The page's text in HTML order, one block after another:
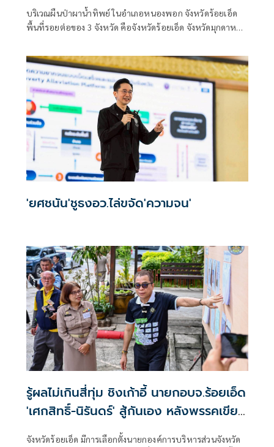
บริเวณผืนป่าผาน้ำทิพย์ ในอำเภอหนองพอก จังหวัดร้อยเอ็ด
พื้นที่รอยต่อของ 3 จังหวัด คือจังหวัดร้อยเอ็ด จังหวัดมุกดาหาร
และการตัดไม้ทำลายป่า
'ยศชนัน'ชูธงอว.ไล่ขจัด'ความจน'
รู้ผลไม่เกินสี่ทุ่ม ชิงเก้าอี้ นายกอบจ.ร้อยเอ็ด
'เศกสิทธิ์-นิรันดร์' สู้กันเอง หลังพรรคเขียว
จังหวัดร้อยเอ็ด มีการเลือกตั้งนายกองค์การบริหารส่วนจังหวัด